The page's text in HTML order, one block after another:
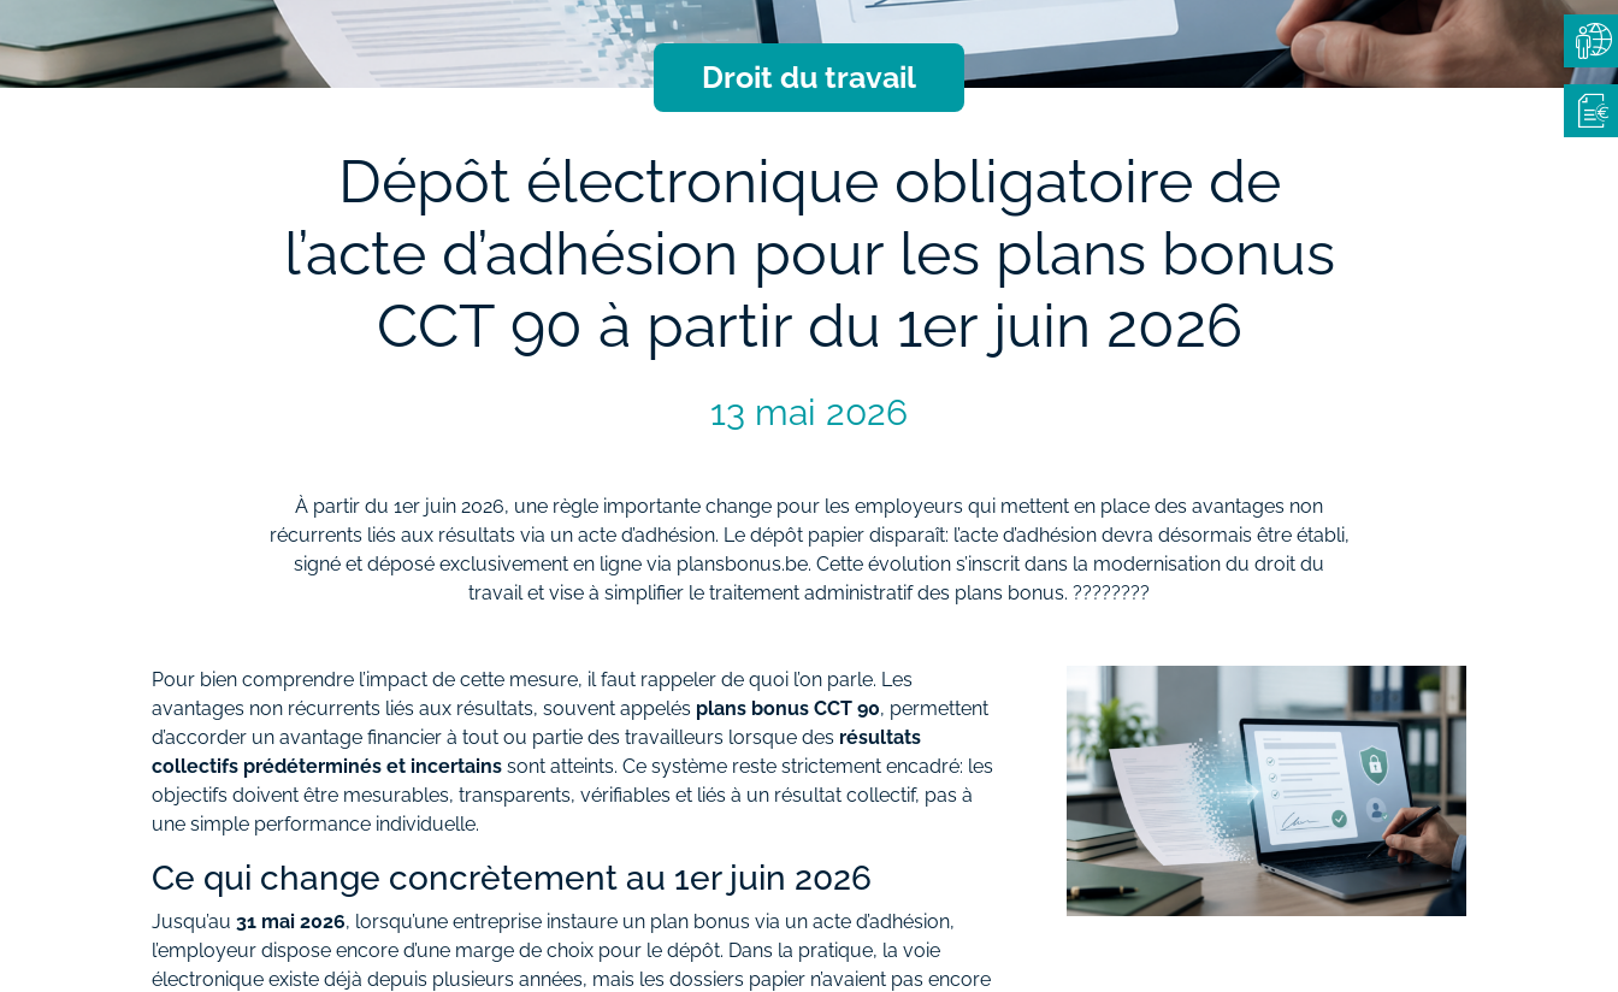
Droit du travail
Dépôt électronique obligatoire de
l’acte d’adhésion pour les plans bonus
CCT 90 à partir du 1er juin 2026
13 mai 2026
À partir du 1er juin 2026, une règle importante change pour les employeurs qui mettent en place des avantages non
récurrents liés aux résultats via un acte d’adhésion. Le dépôt papier disparaît: l’acte d’adhésion devra désormais être établi,
signé et déposé exclusivement en ligne via plansbonus.be. Cette évolution s’inscrit dans la modernisation du droit du
travail et vise à simplifier le traitement administratif des plans bonus. ????????
Pour bien comprendre l’impact de cette mesure, il faut rappeler de quoi l’on parle. Les
avantages non récurrents liés aux résultats, souvent appelés plans bonus CCT 90, permettent
d’accorder un avantage financier à tout ou partie des travailleurs lorsque des résultats
collectifs prédéterminés et incertains sont atteints. Ce système reste strictement encadré: les
objectifs doivent être mesurables, transparents, vérifiables et liés à un résultat collectif, pas à
une simple performance individuelle.
Ce qui change concrètement au 1er juin 2026
Jusqu’au 31 mai 2026, lorsqu’une entreprise instaure un plan bonus via un acte d’adhésion,
l’employeur dispose encore d’une marge de choix pour le dépôt. Dans la pratique, la voie
électronique existe déjà depuis plusieurs années, mais les dossiers papier n’avaient pas encore